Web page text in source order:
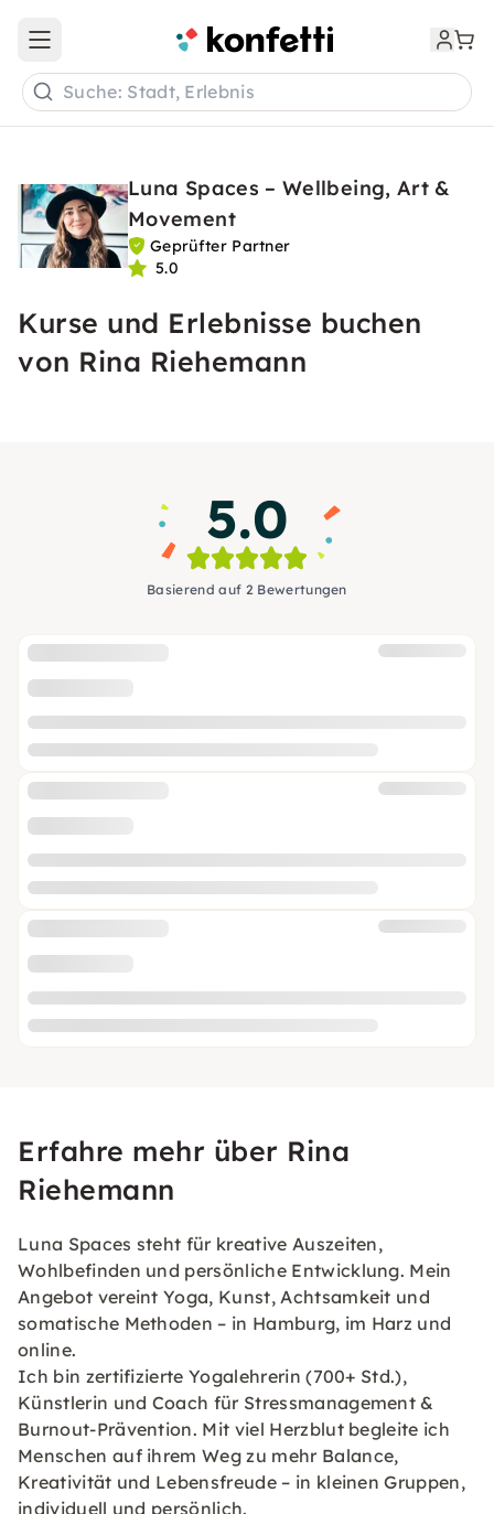
Open main menu
Suche: Stadt, Erlebnis
Luna Spaces – Wellbeing, Art &
Movement
Geprüfter Partner
5.0
Kurse und Erlebnisse buchen
von Rina Riehemann
5.0
Basierend auf 2 Bewertungen
Erfahre mehr über Rina
Riehemann
Luna Spaces steht für kreative Auszeiten,
Wohlbefinden und persönliche Entwicklung. Mein
Angebot vereint Yoga, Kunst, Achtsamkeit und
somatische Methoden – in Hamburg, im Harz und
online.
Ich bin zertifizierte Yogalehrerin (700+ Std.),
Künstlerin und Coach für Stressmanagement &
Burnout-Prävention. Mit viel Herzblut begleite ich
Menschen auf ihrem Weg zu mehr Balance,
Kreativität und Lebensfreude – in kleinen Gruppen,
individuell und persönlich.